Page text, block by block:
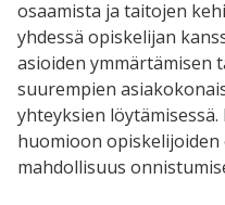
osaamista ja taitojen
yhdessä opiskelijan
asioiden ymmärtämisen
suurempien
yhteyksien
huomioon opiskelijoiden
mahdollisuus